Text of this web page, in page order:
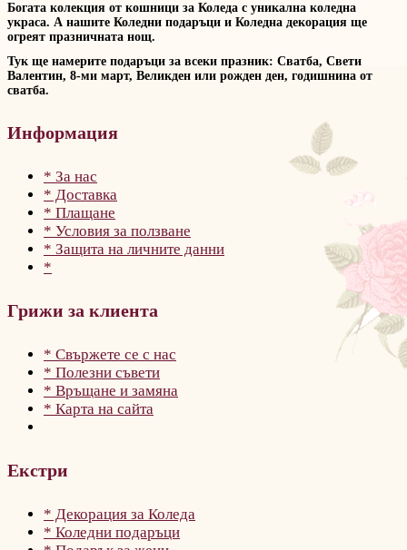
Богата колекция от кошници за Коледа с уникална коледна
украса. А нашите Коледни подаръци и Коледна декорация ще
огреят празничната нощ.
Тук ще намерите подаръци за всеки празник: Сватба, Свети
Валентин, 8-ми март, Великден или рожден ден, годишнина от
сватба.
Информация
* За нас
* Доставка
* Плащане
* Условия за ползване
* Защита на личните данни
*
Грижи за клиента
* Свържете се с нас
* Полезни съвети
* Връщане и замяна
* Карта на сайта
Екстри
* Декорация за Коледа
* Коледни подаръци